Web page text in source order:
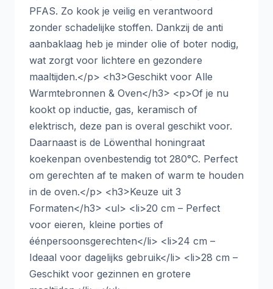
PFAS. Zo kook je veilig en verantwoord
zonder schadelijke stoffen. Dankzij de anti
aanbaklaag heb je minder olie of boter nodig,
wat zorgt voor lichtere en gezondere
maaltijden.</p> <h3>Geschikt voor Alle
Warmtebronnen & Oven</h3> <p>Of je nu
kookt op inductie, gas, keramisch of
elektrisch, deze pan is overal geschikt voor.
Daarnaast is de Löwenthal honingraat
koekenpan ovenbestendig tot 280°C. Perfect
om gerechten af te maken of warm te houden
in de oven.</p> <h3>Keuze uit 3
Formaten</h3> <ul> <li>20 cm – Perfect
voor eieren, kleine porties of
éénpersoonsgerechten</li> <li>24 cm –
Ideaal voor dagelijks gebruik</li> <li>28 cm –
Geschikt voor gezinnen en grotere